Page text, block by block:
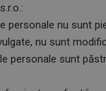
personale nu sunt
nu sunt
personale sunt